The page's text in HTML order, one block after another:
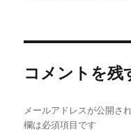
コメントを残
メールアドレスが公開さ
欄は必須項目です